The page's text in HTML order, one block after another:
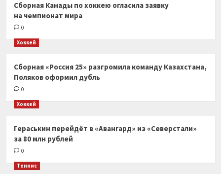
Сборная Канады по хоккею огласила заявку
на чемпионат мира
0
Хоккей
Сборная «Россия 25» разгромила команду Казахстана,
Поляков оформил дубль
0
Хоккей
Гераськин перейдёт в «Авангард» из «Северстали»
за 80 млн рублей
0
Теннис